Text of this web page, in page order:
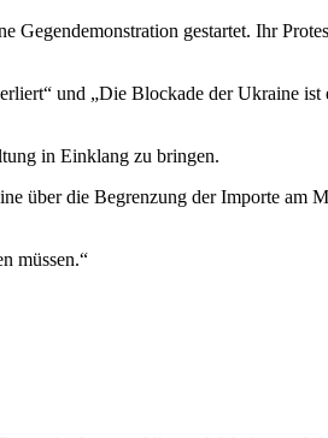
Gegendemonstration gestartet. Ihr
und „Die Blockade der Ukraine ist
in Einklang zu bringen.
über die Begrenzung der Importe am
müssen.“